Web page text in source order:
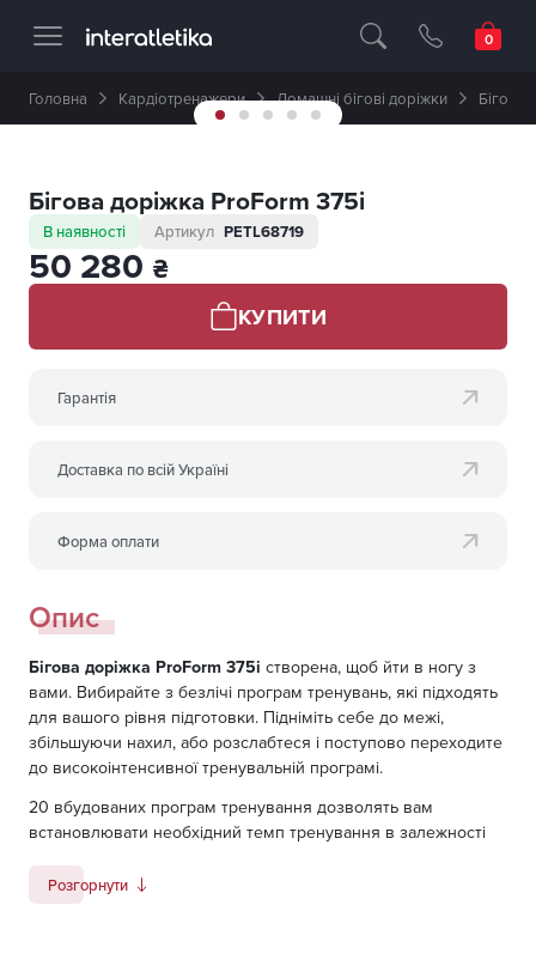
Професійне спортивне обладнання
Головна Кардіотренажери Домашні бігові доріжки Бігова
Бігова доріжка ProForm 375i
В наявності Артикул PETL68719
50 280 ₴
КУПИТИ
Гарантія
Доставка по всій Україні
Форма оплати
Опис
Бігова доріжка ProForm 375i створена, щоб йти в ногу з
вами. Вибирайте з безлічі програм тренувань, які підходять
для вашого рівня підготовки. Підніміть себе до межі,
збільшуючи нахил, або розслабтеся і поступово переходите
до високоінтенсивної тренувальній програмі.
20 вбудованих програм тренування дозволять вам
встановлювати необхідний темп тренування в залежності
навантаження на суглоби, а двигун 2.0 CHP Mach Z
Розгорнути